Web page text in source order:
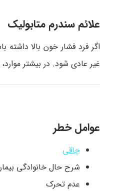
علائم سندرم متابولیک
اگر فرد فشار خون بالا
غیر عادی شود. در بیشتر
عوامل خطر
چاقی
شرح حال خانوادگی
عدم تحرک